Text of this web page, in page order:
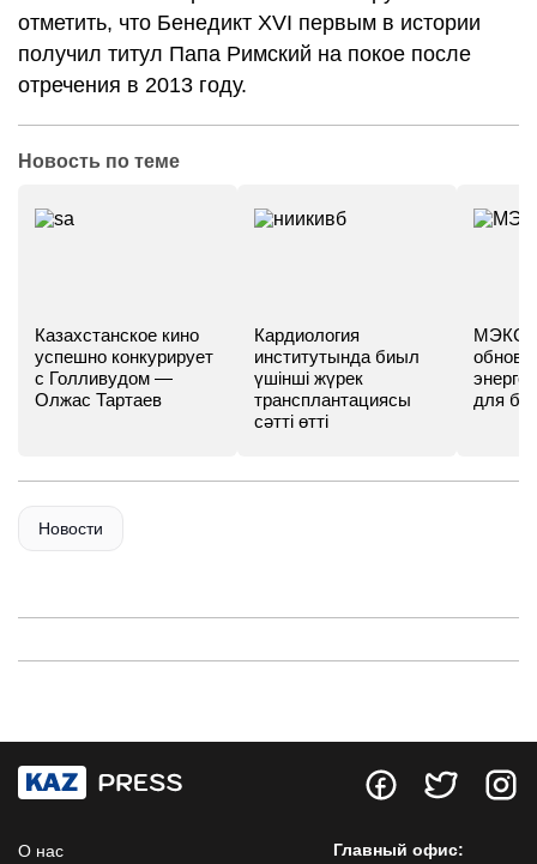
отметить, что Бенедикт XVI первым в истории
получил титул Папа Римский на покое после
отречения в 2013 году.
Новость по теме
Казахстанское кино
успешно конкурирует
с Голливудом —
Олжас Тартаев
Кардиология
институтында биыл
үшінші жүрек
трансплантациясы
сәтті өтті
МЭКС -
для
Новости
О нас Главный офис: